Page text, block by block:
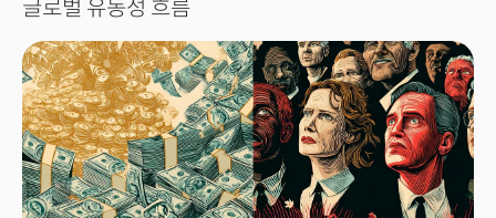
글로벌 유동성 흐름